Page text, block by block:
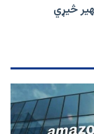
څیړي